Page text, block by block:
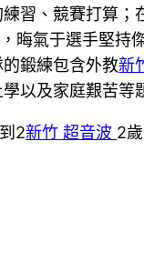
習、競賽打算；
晦氣于選手堅持
的鍛練包含外教新
以及家庭艱苦等
2新竹 超音波 2